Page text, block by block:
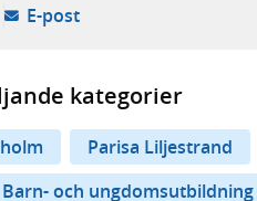
webbplats,
extern webbplats,
i ny flik, extern
E-post- öppnar din e-
kategorier
Parisa Liljestrand
Barn- och ungdomsutbildning